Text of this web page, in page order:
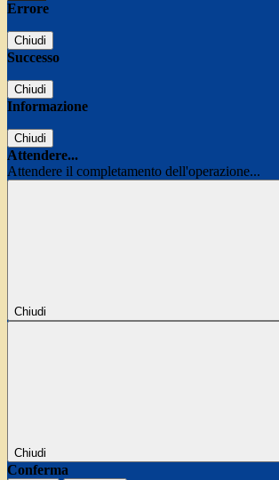
Errore
Chiudi
Successo
Chiudi
Informazione
Chiudi
Attendere...
Attendere il completamento dell'operazione...
Chiudi
Chiudi
Conferma